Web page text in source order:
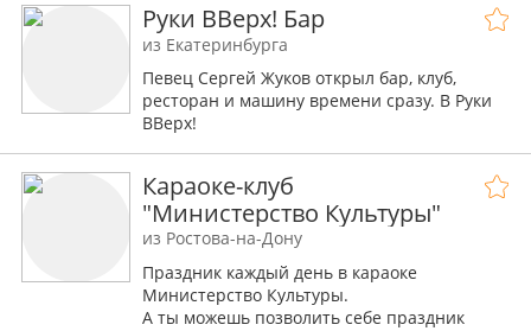
Руки ВВерх! Бар
из Екатеринбурга
Певец Сергей Жуков открыл бар, клуб,
ресторан и машину времени сразу. В Руки
ВВерх!
Караоке-клуб
"Министерство Культуры"
из Ростова-на-Дону
Праздник каждый день в караоке
Министерство Культуры.
А ты можешь позволить себе праздник